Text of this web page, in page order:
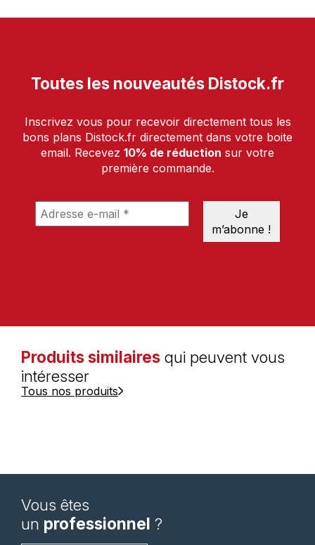
Toutes les nouveautés Distock.fr
Inscrivez vous pour recevoir directement tous les
bons plans Distock.fr directement dans votre boite
email. Recevez 10% de réduction sur votre
première commande.
Produits similaires qui peuvent vous
intéresser
Tous nos produits
Vous êtes
un professionnel ?